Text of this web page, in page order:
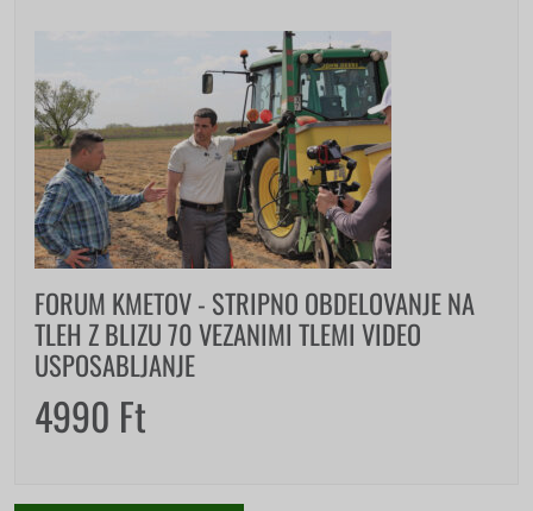
FORUM KMETOV - STRIPNO OBDELOVANJE NA
TLEH Z BLIZU 70 VEZANIMI TLEMI VIDEO
USPOSABLJANJE
4990 Ft